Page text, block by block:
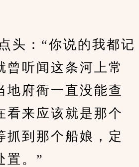
：“你说的我都记
曾听闻这条河上常
地府衙一直没能查
看来应该就是那个
抓到那个船娘，定
置。”